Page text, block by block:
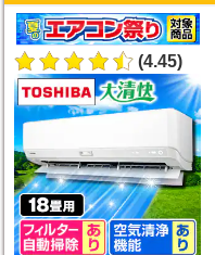
(4.45)